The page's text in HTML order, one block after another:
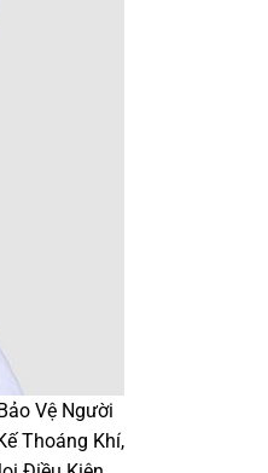
Vệ Người
Thoáng Khí,